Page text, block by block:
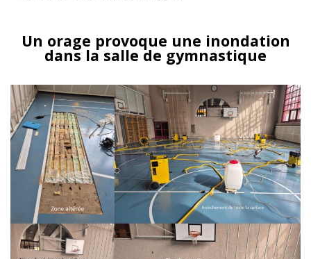
Un orage provoque une inondation
dans la salle de gymnastique